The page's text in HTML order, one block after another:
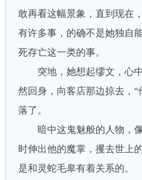
敢再看这幅景象，直到现在
有许多事，的确不是她独自
死存亡这一类的事。
突地，她想起缪文，心中
然回身，向客店那边掠去，
落了。
暗中这鬼魅般的人物，像
时伸出他的魔掌，攫去世上
是和灵蛇毛皋有着关系的。